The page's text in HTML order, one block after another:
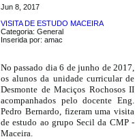
Jun 8, 2017
VISITA DE ESTUDO MACEIRA
Categoria: General
Inserida por: amac
No passado dia 6 de junho de 2017,
os alunos da unidade curricular de
Desmonte de Maciços Rochosos II
acompanhados pelo docente Eng.
Pedro Bernardo, fizeram uma visita
de estudo ao grupo Secil da CMP -
Maceira.